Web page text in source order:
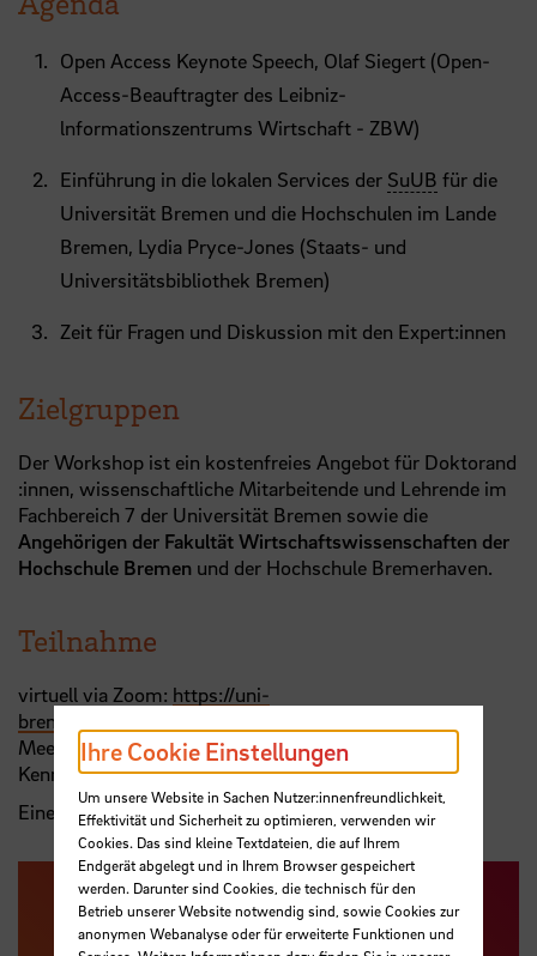
Open Access Keynote Speech, Olaf Siegert (Open-
Access-Beauftragter des Leibniz-
lnformationszentrums Wirtschaft - ZBW)
Einführung in die lokalen Services der SuUB für die
Universität Bremen und die Hochschulen im Lande
Bremen, Lydia Pryce-Jones (Staats- und
Universitätsbibliothek Bremen)
Zeit für Fragen und Diskussion mit den Expert:innen
Zielgruppen
Der Workshop ist ein kostenfreies Angebot für Doktorand
:innen, wissenschaftliche Mitarbeitende und Lehrende im
Fachbereich 7 der Universität Bremen sowie die
Angehörigen der Fakultät Wirtschaftswissenschaften der
Hochschule Bremen und der Hochschule Bremerhaven.
Teilnahme
virtuell via Zoom: https://uni-
bremen.zoom.us/j/96175903400
Meeting-ID: 961 7590 3400
Kenncode: Open
Eine Anmeldung ist nicht erforderlich.
Ihre Cookie Einstellungen
Um unsere Website in Sachen Nutzer:innenfreundlichkeit,
Effektivität und Sicherheit zu optimieren, verwenden wir
Cookies. Das sind kleine Textdateien, die auf Ihrem
Endgerät abgelegt und in Ihrem Browser gespeichert
werden. Darunter sind Cookies, die technisch für den
Betrieb unserer Website notwendig sind, sowie Cookies zur
anonymen Webanalyse oder für erweiterte Funktionen und